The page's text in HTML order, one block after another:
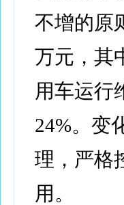
不增的原
万元，其
用车运行
24%。变
理，严格
用。